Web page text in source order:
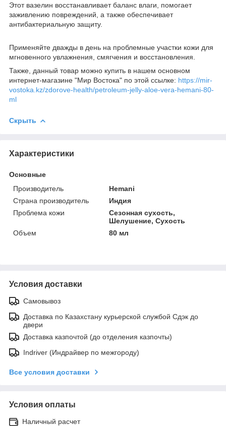
Этот вазелин восстанавливает баланс влаги, помогает
заживлению повреждений, а также обеспечивает
антибактериальную защиту.
Применяйте дважды в день на проблемные участки кожи для
мгновенного увлажнения, смягчения и восстановления.
Также, данный товар можно купить в нашем основном
интернет-магазине "Мир Востока" по этой ссылке: https://mir-
vostoka.kz/zdorove-health/petroleum-jelly-aloe-vera-hemani-80-
ml
Скрыть
Характеристики
Основные
Производитель
Hemani
Страна производитель
Индия
Проблема кожи
Сезонная сухость,
Шелушение, Сухость
Объем
80 мл
Условия доставки
Самовывоз
Доставка по Казахстану курьерской службой Сдэк до
двери
Доставка казпочтой (до отделения казпочты)
Indriver (Индрайвер по межгороду)
Все условия доставки
Условия оплаты
Наличный расчет